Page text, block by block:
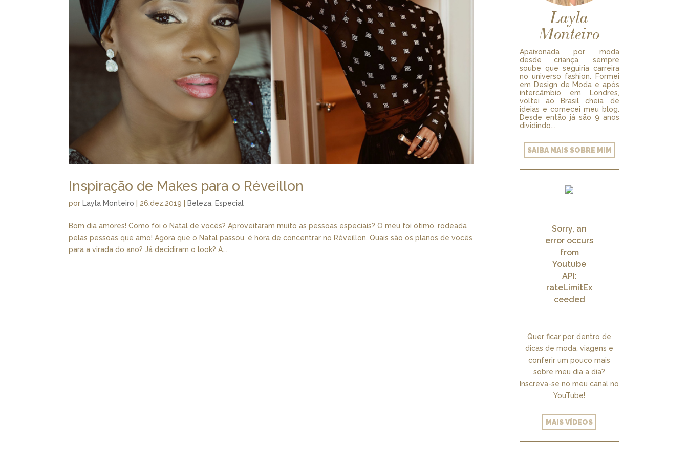
Inspiração de Makes para o Réveillon
porLayla Monteiro | 26.dez.2019 |Beleza,Especial
Bom dia amores! Como foi o Natal de vocês? Aproveitaram muito as pessoas especiais? O meu foi ótimo, rodeada
pelas pessoas que amo! Agora que o Natal passou, é hora de concentrar no Réveillon. Quais são os planos de vocês
para a virada do ano? Já decidiram o look? A...
Layla
Monteiro
Apaixonada por moda
desde criança, sempre
soube que seguiria carreira
no universo fashion. Formei
em Design de Moda e após
intercâmbio em Londres,
voltei ao Brasil cheia de
ideias e comecei meu blog.
Desde então já são 9 anos
dividindo...
SAIBA MAIS SOBRE MIM
Sorry, an
error occurs
from
Youtube
API:
rateLimitEx
ceeded
Quer ficar por dentro de
dicas de moda, viagens e
conferir um pouco mais
sobre meu dia a dia?
Inscreva-se no meu canal no
YouTube!
MAIS VÍDEOS